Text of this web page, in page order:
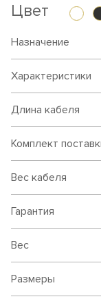
Цвет
Назначение
Характеристики
Длина кабеля
Комплект
Вес кабеля
Гарантия
Вес
Размеры